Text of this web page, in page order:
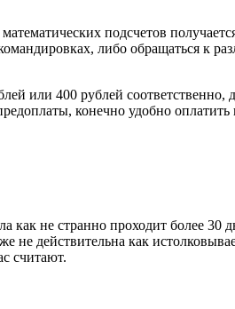
подсчетов
либо обращаться к
или 400 рублей соответственно,
конечно удобно
как не странно проходит более 30
действительна как
считают.